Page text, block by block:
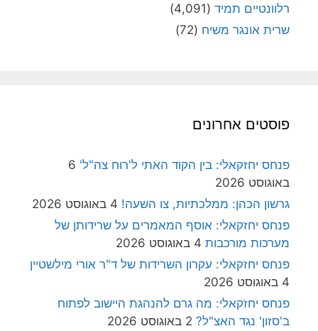
רלוונטיים תמיד (4,091)
שרית אונגר משיח (72)
פוסטים אחרונים
פנחס יחזקאלי: בין הקוד האתי ל'רוח צה"ל' 6
באוגוסט 2026
גרשון הכהן: ממלכתיות, צו השעה! 4 באוגוסט 2026
פנחס יחזקאלי: אוסף המאמרים על שרידותן של
מערכות מורכבות 4 באוגוסט 2026
פנחס יחזקאלי: עקרון השרידות של ד"ר אורי מילשטיין
4 באוגוסט 2026
פנחס יחזקאלי: מה גרם להנהגת היישוב לפתוח
ב'סזון' נגד האצ"ל? 2 באוגוסט 2026